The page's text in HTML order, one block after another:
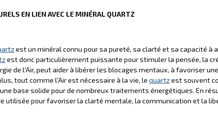
EN LIEN AVEC LE MINÉRAL QUARTZ
est un minéral connu pour sa pureté, sa clarté et sa capacité à
est donc particulièrement puissante pour stimuler la pensée, la
de l'Air, peut aider à libérer les blocages mentaux, à favoriser
tout comme l'Air est nécessaire à la vie, le quartzest souvent
base solide pour de nombreux traitements énergétiques. En
utilisée pour favoriser la clarté mentale, la communication et la